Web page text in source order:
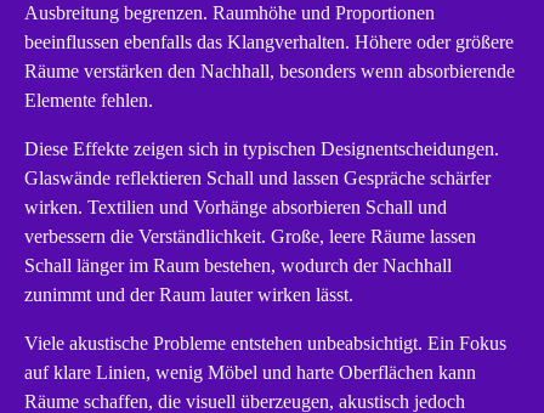
Ausbreitung begrenzen. Raumhöhe und Proportionen
beeinflussen ebenfalls das Klangverhalten. Höhere oder größere
Räume verstärken den Nachhall, besonders wenn absorbierende
Elemente fehlen.
Diese Effekte zeigen sich in typischen Designentscheidungen.
Glaswände reflektieren Schall und lassen Gespräche schärfer
wirken. Textilien und Vorhänge absorbieren Schall und
verbessern die Verständlichkeit. Große, leere Räume lassen
Schall länger im Raum bestehen, wodurch der Nachhall
zunimmt und der Raum lauter wirken lässt.
Viele akustische Probleme entstehen unbeabsichtigt. Ein Fokus
auf klare Linien, wenig Möbel und harte Oberflächen kann
Räume schaffen, die visuell überzeugen, akustisch jedoch